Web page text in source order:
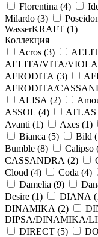
Florentina (4)
Milardo (3)
WasserKRAFT (1)
Коллекция
Acros (3)
AELITA/VITA/
AFRODITA (3)
AFRODITA/
ALISA (2)
ASSOL (4) ATLAS
Avanti (1) Axes (1)
Bianca (5) Bild (
Bumble (8) Calipso
CASSANDRA (2)
Cloud (4) Coda (4)
Damelia (9)
Desire (1) DIANA (
DINAMIKA (2)
DIPSA/DINAMIKA/
DIRECT (5)